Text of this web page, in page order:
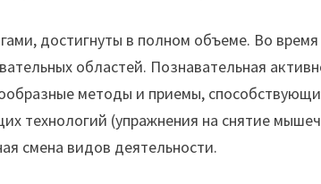
достигнуты в полном объеме. Во время
областей. Познавательная
методы и приемы,
технологий (упражнения на снятие
смена видов деятельности.